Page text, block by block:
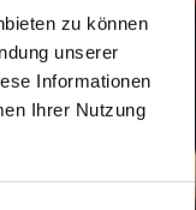
zu können
unserer
Informationen
Ihrer Nutzung